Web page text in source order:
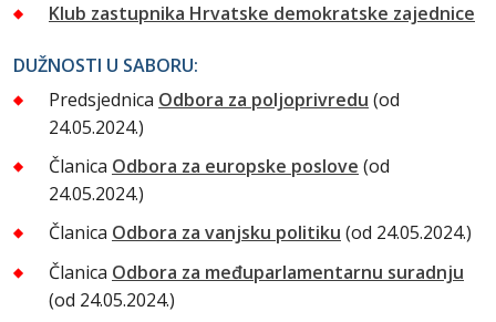
Klub zastupnika Hrvatske demokratske zajednice
DUŽNOSTI U SABORU:
Predsjednica Odbora za poljoprivredu (od
24.05.2024.)
Članica Odbora za europske poslove (od
24.05.2024.)
Članica Odbora za vanjsku politiku (od 24.05.2024.)
Članica Odbora za međuparlamentarnu suradnju
(od 24.05.2024.)